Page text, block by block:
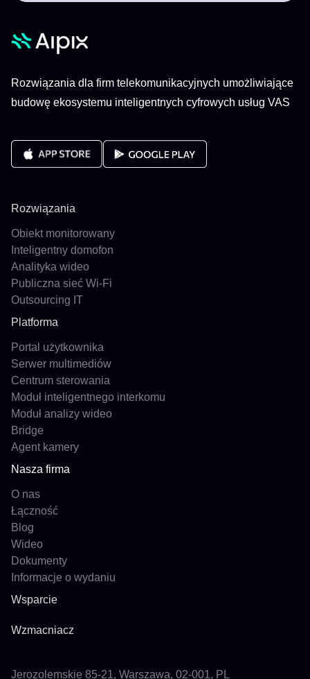
Rozwiązania dla firm telekomunikacyjnych umożliwiające
budowę ekosystemu inteligentnych cyfrowych usług VAS
Rozwiązania
Obiekt monitorowany
Inteligentny domofon
Analityka wideo
Publiczna sieć Wi-Fi
Outsourcing IT
Platforma
Portal użytkownika
Serwer multimediów
Centrum sterowania
Moduł inteligentnego interkomu
Moduł analizy wideo
Bridge
Agent kamery
Nasza firma
O nas
Łączność
Blog
Wideo
Dokumenty
Informacje o wydaniu
Wsparcie
Wzmacniacz
Jerozolemskie 85-21, Warszawa, 02-001, PL